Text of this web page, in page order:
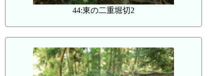
44:東の二重堀切2